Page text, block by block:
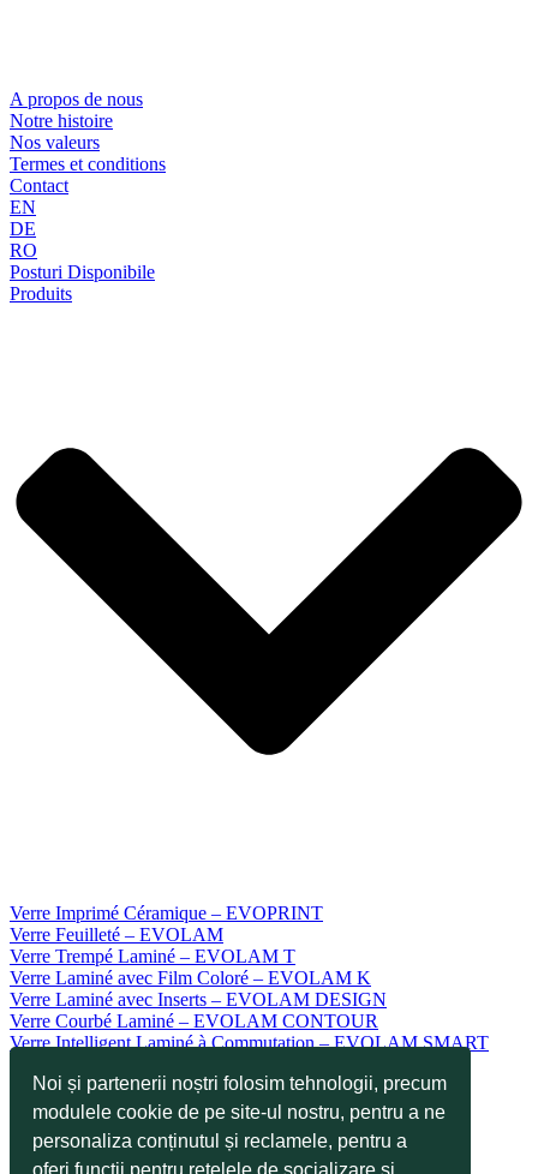
Noi și partenerii noștri folosim tehnologii, precum
modulele cookie de pe site-ul nostru, pentru a ne
personaliza conținutul și reclamele, pentru a
oferi funcții pentru rețelele de socializare și
A propos de nous
Notre histoire
Nos valeurs
Termes et conditions
Contact
EN
DE
RO
Posturi Disponibile
Produits
Verre Imprimé Céramique – EVOPRINT
Verre Feuilleté – EVOLAM
Verre Trempé Laminé – EVOLAM T
Verre Laminé avec Film Coloré – EVOLAM K
Verre Laminé avec Inserts – EVOLAM DESIGN
Verre Courbé Laminé – EVOLAM CONTOUR
Verre Intelligent Laminé à Commutation – EVOLAM SMART
Verre Renforcé – EVODUR TVG
Verre Émaillé Céramique – EVOKERAM R
Verre Sérigraphié Céramique – EVOKERAM S
Verre Résistant aux Rayures – EVOTOP